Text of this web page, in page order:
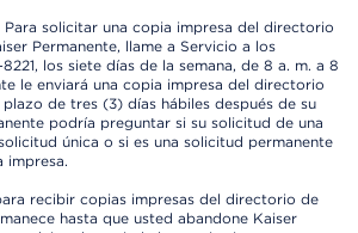
Para solicitar una copia impresa del directorio
Permanente, llame a Servicio a los
8221, los siete días de la semana, de 8 a. m. a 8
le enviará una copia impresa del directorio
de tres (3) días hábiles después de su
podría preguntar si su solicitud de una
única o si es una solicitud permanente
impresa.
recibir copias impresas del directorio de
hasta que usted abandone Kaiser